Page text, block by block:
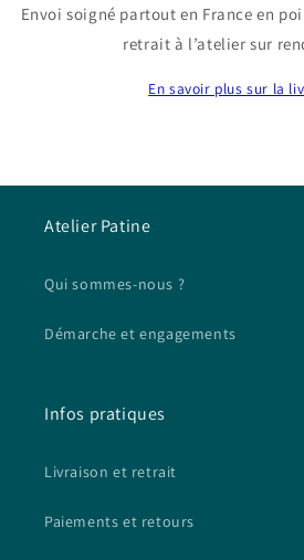
Envoi soigné partout en France en
retrait à l’atelier sur
En savoir plus sur la
Atelier Patine
Qui sommes-nous ?
Démarche et engagements
Infos pratiques
Livraison et retrait
Paiements et retours